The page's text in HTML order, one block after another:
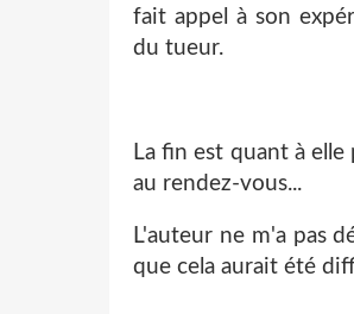
fait appel à son
du tueur.
La fin est quant à
au rendez-vous...
L'auteur ne m'a pas
que cela aurait été